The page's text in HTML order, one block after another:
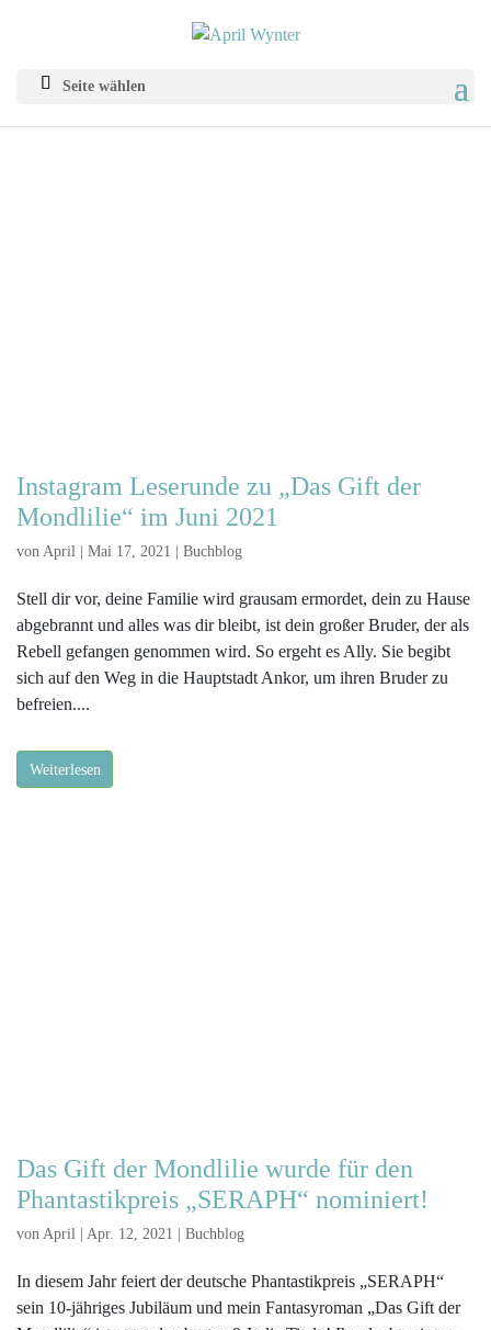
Seite wählen
Instagram Leserunde zu „Das Gift der
Mondlilie“ im Juni 2021
von April Mai 17, 2021 Buchblog
Stell dir vor, deine Familie wird grausam ermordet, dein zu Hause
abgebrannt und alles was dir bleibt, ist dein großer Bruder, der als
Rebell gefangen genommen wird. So ergeht es Ally. Sie begibt
sich auf den Weg in die Hauptstadt Ankor, um ihren Bruder zu
befreien....
Weiterlesen
Das Gift der Mondlilie wurde für den
Phantastikpreis „SERAPH“ nominiert!
von April Apr. 12, 2021 Buchblog
In diesem Jahr feiert der deutsche Phantastikpreis „SERAPH“
sein 10-jähriges Jubiläum und mein Fantasyroman „Das Gift der